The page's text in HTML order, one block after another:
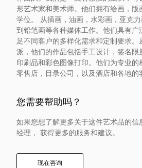
发
加
入
我
们
形艺术家和美术师。他们拥有绘画，版
学位。 从插画，油画，水彩画，亚克
到铅笔画等各种媒体工作。他们具有广
足不同客户的多样化需求和定制要求
派，他们的作品包括手工设计，签名限
印刷品和彩色图像打印。他们为专业的
零售店，目录公司，以及酒店和各地的
您需要帮助吗？
如果您想了解更多关于这件艺术品的信
经理， 获得更多的服务和建议。
现在咨询